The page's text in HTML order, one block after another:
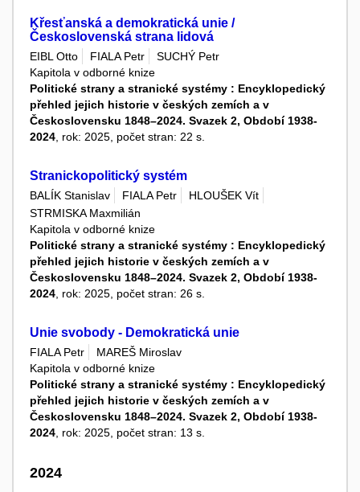
Křesťanská a demokratická unie /
Československá strana lidová
EIBL Otto FIALA Petr
SUCHÝ Petr
Kapitola v odborné knize
Politické strany a stranické systémy : Encyklopedický
přehled jejich historie v českých zemích a v
Československu 1848–2024. Svazek 2, Období 1938-
2024 , rok: 2025, počet stran: 22 s.
Stranickopolitický systém
BALÍK Stanislav FIALA Petr
HLOUŠEK Vít
STRMISKA Maxmilián
Kapitola v odborné knize
Politické strany a stranické systémy : Encyklopedický
přehled jejich historie v českých zemích a v
Československu 1848–2024. Svazek 2, Období 1938-
2024 , rok: 2025, počet stran: 26 s.
Unie svobody - Demokratická unie
FIALA Petr
MAREŠ Miroslav
Kapitola v odborné knize
Politické strany a stranické systémy : Encyklopedický
přehled jejich historie v českých zemích a v
Československu 1848–2024. Svazek 2, Období 1938-
2024 , rok: 2025, počet stran: 13 s.
2024